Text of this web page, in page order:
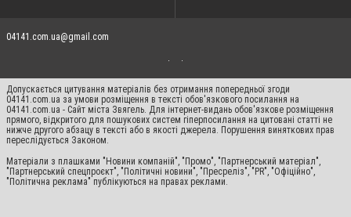
04141.com.ua@gmail.com
Допускається цитування матеріалів без отримання попередньої згоди
04141.com.ua за умови розміщення в тексті обов'язкового посилання на
04141.com.ua - Сайт міста Звягель. Для інтернет-видань обов'язкове розміщення
прямого, відкритого для пошукових систем гіперпосилання на цитовані статті не
нижче другого абзацу в тексті або в якості джерела. Порушення виняткових прав
переслідується Законом.
Матеріали з плашками "Новини компаній", "Промо", "Партнерський матеріал",
"Партнерський спецпроєкт", "Політичні новини", "Пресреліз", "PR", "Офіційно",
"Політична реклама" публікуються на правах реклами.